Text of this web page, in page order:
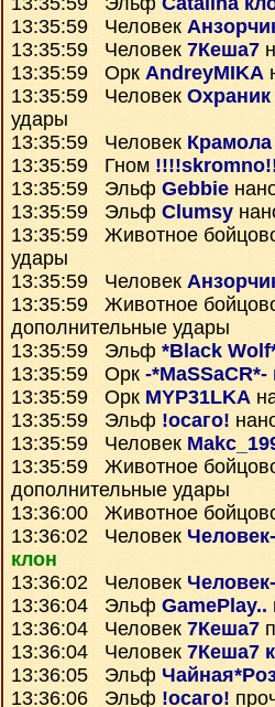
13:35:59 Человек
13:35:59 Человек 7Кеша7
13:35:59 Орк AndreyMIKA
13:35:59 Человек Охраник
удары
13:35:59 Человек Крамола
13:35:59 Гном
13:35:59 Эльф Gebbie
13:35:59 Эльф Clumsy
13:35:59 Животное
удары
13:35:59 Человек
13:35:59 Животное
дополнительные удары
13:35:59 Эльф *Black
13:35:59 Орк -*MaSSaCR*-
13:35:59 Орк MYP31LKA
13:35:59 Эльф !осаго!
13:35:59 Человек
13:35:59 Животное
дополнительные удары
13:36:00 Животное
13:36:02 Человек
клон
13:36:02 Человек
13:36:04 Эльф GamePlay..
13:36:04 Человек 7Кеша7
13:36:04 Человек 7Кеша7
13:36:05 Эльф
13:36:06 Эльф !осаго!